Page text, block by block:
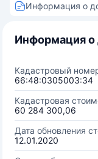
Информация о
Информация о
Кадастровый
66:48:0305003:34
Кадастровая
60 284 300,06
Дата обновления
12.01.2020